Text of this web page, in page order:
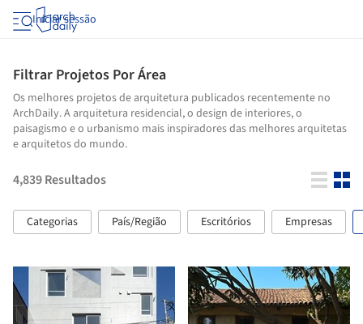
Iniciar sessão
Filtrar Projetos Por Área
Os melhores projetos de arquitetura publicados recentemente no
ArchDaily. A arquitetura residencial, o design de interiores, o
paisagismo e o urbanismo mais inspiradores das melhores arquitetas
e arquitetos do mundo.
4,839Resultados
Categorias País/Região Escritórios Empresas